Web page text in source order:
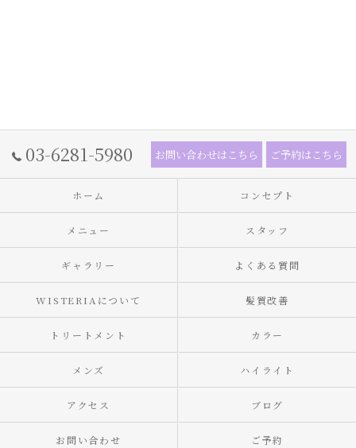
03-6281-5980 お問い合わせはこちら ご予約はこちら
ホーム コンセプト
メニュー スタッフ
ギャラリー よくある質問
WISTERIAについて 髪質改善
トリートメント カラー
メンズ ハイライト
アクセス ブログ
お問い合わせ ご予約